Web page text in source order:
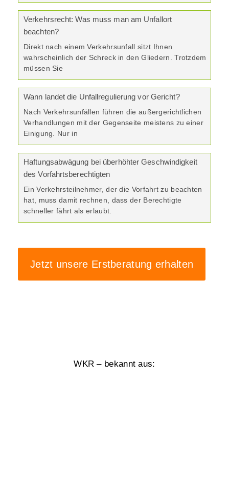
Verkehrsrecht: Was muss man am Unfallort
beachten?
Direkt nach einem Verkehrsunfall sitzt Ihnen
wahrscheinlich der Schreck in den Gliedern. Trotzdem
müssen Sie
Wann landet die Unfallregulierung vor Gericht?
Nach Verkehrsunfällen führen die außergerichtlichen
Verhandlungen mit der Gegenseite meistens zu einer
Einigung. Nur in
Haftungsabwägung bei überhöhter Geschwindigkeit
des Vorfahrtsberechtigten
Ein Verkehrsteilnehmer, der die Vorfahrt zu beachten
hat, muss damit rechnen, dass der Berechtigte
schneller fährt als erlaubt.
Jetzt unsere Erstberatung erhalten
WKR – bekannt aus: